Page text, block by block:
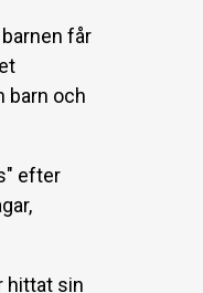
får
barn och
efter
hittat sin